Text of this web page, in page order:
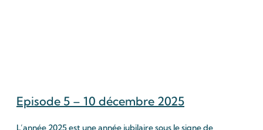
Episode 5 – 10 décembre 2025
L’année 2025 est une année jubilaire sous le signe de